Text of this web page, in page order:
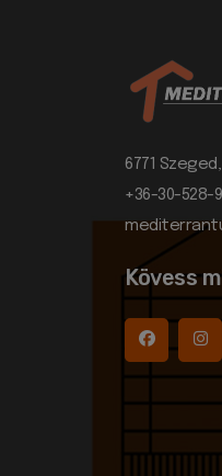
6771
+36-30-528-
Kövess